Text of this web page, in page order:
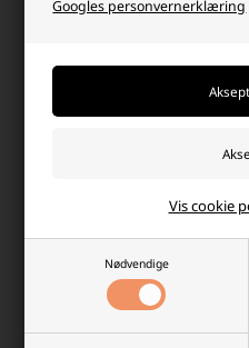
Googles personvernerklæring
Nødvendige
Vis cookie
Vi sender pakken din